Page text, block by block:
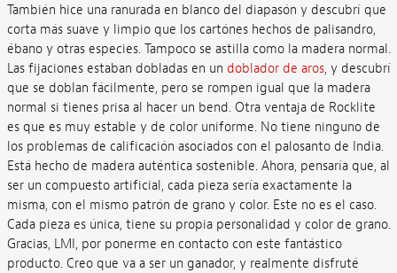
También hice una ranurada en blanco del diapasón y descubrí que
corta más suave y limpio que los cartónes hechos de palisandro,
ébano y otras especies. Tampoco se astilla como la madera normal.
Las fijaciones estaban dobladas en un doblador de aros, y descubrí
que se doblan fácilmente, pero se rompen igual que la madera
normal si tienes prisa al hacer un bend. Otra ventaja de Rocklite
es que es muy estable y de color uniforme. No tiene ninguno de
los problemas de calificación asociados con el palosanto de India.
Está hecho de madera auténtica sostenible. Ahora, pensaría que, al
ser un compuesto artificial, cada pieza sería exactamente la
misma, con el mismo patrón de grano y color. Este no es el caso.
Cada pieza es única, tiene su propia personalidad y color de grano.
Gracias, LMI, por ponerme en contacto con este fantástico
producto. Creo que va a ser un ganador, y realmente disfruté